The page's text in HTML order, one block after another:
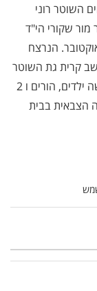
ילדים, נכדה, הורים ו-5 אחים השוטר רוני
שקורי הי"ד
הקשה על תחנת שדרות ב-7 באוקטובר. הנרצח
פקד אריק בן אליהו הי"ד, בן 37 תושב קרית גת השוטר
השני שנרצח בפיגוע. הותיר אחריו אישה ושלושה ילדים, הורים ו 2
היום בשעה 16:00 בחלקה הצבאית בבית